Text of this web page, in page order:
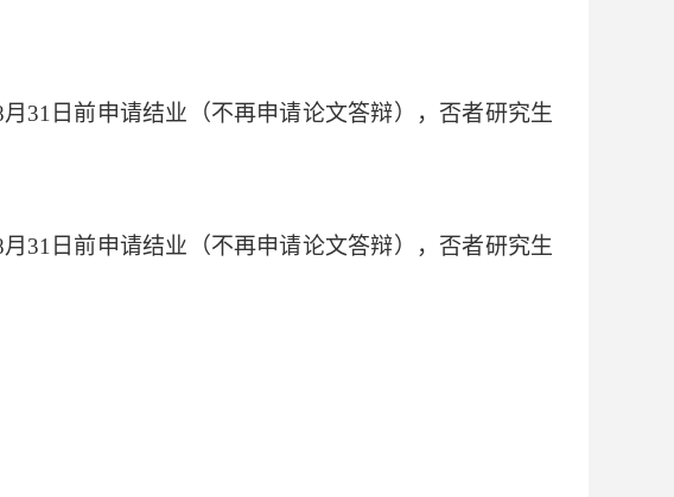
31日前申请结业（不再申请论文答辩），否者研究生
31日前申请结业（不再申请论文答辩），否者研究生